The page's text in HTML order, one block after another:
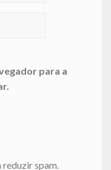
para a
spam.